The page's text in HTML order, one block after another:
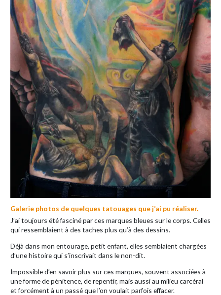
Galerie photos de quelques tatouages que j’ai pu réaliser.
J’ai toujours été fasciné par ces marques bleues sur le corps. Celles
qui ressemblaient à des taches plus qu’à des dessins.
Déjà dans mon entourage, petit enfant, elles semblaient chargées
d’une histoire qui s’inscrivait dans le non-dit.
Impossible d’en savoir plus sur ces marques, souvent associées à
une forme de pénitence, de repentir, mais aussi au milieu carcéral
et forcément à un passé que l’on voulait parfois effacer.